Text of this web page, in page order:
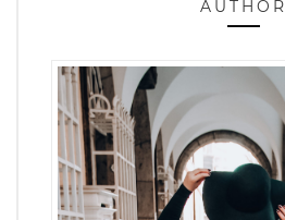
AUTHOR